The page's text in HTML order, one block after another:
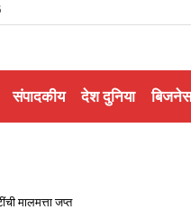
संपादकीय देश दुनिया बिजनेस
मालमत्ता जप्त